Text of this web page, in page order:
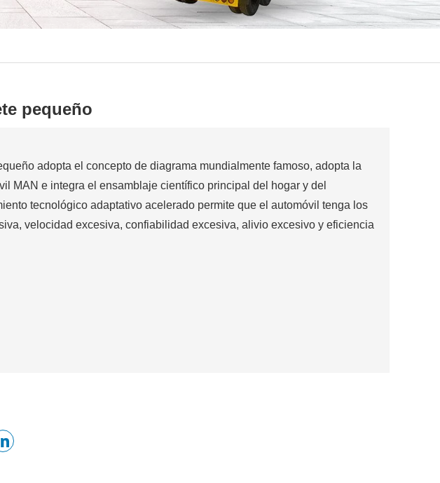
pequeño
adopta el concepto de diagrama mundialmente famoso, adopta la
MAN e integra el ensamblaje científico principal del hogar y del
tecnológico adaptativo acelerado permite que el automóvil tenga los
velocidad excesiva, confiabilidad excesiva, alivio excesivo y eficiencia